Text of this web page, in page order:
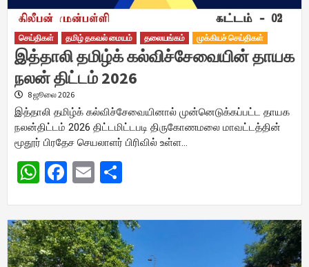
செய்திகள் தமிழ் தகவல் மையம் தலையங்கம் முக்கியச் செய்திகள்
இத்தாலி தமிழ்க் கல்விச்சேவையின் தாயக
நலன் திட்டம் 2026
8 ஜூலை 2026
இத்தாலி தமிழ்க் கல்விச்சேவையினால் முன்னெடுக்கப்பட்ட தாயக
நலன்திட்டம் 2026 திட்டமிட்டபடி திருகோணமலை மாவட்டத்தின்
மூதூர் பிரதேச செயலாளர் பிரிவில் உள்ள…
WhatsApp
Facebook
Email